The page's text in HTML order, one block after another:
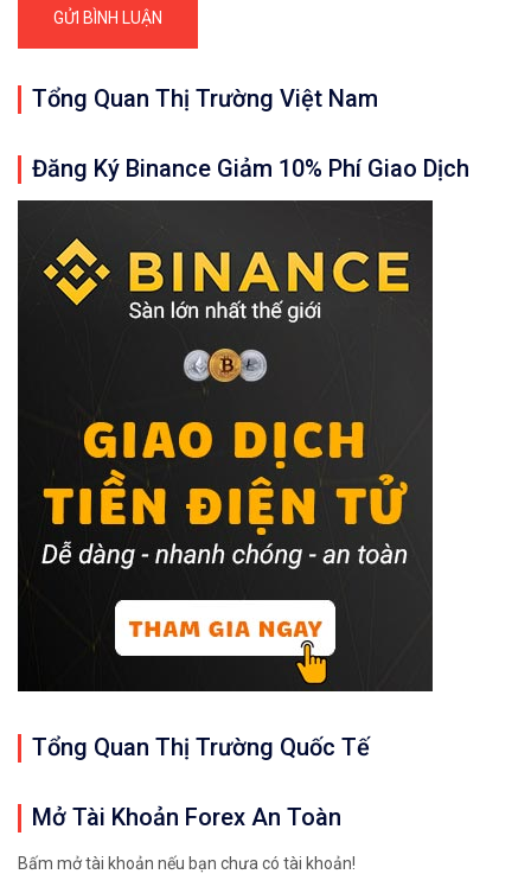
Tổng Quan Thị Trường Việt Nam
Đăng Ký Binance Giảm 10% Phí Giao Dịch
Tổng Quan Thị Trường Quốc Tế
Mở Tài Khoản Forex An Toàn
Bấm mở tài khoản nếu bạn chưa có tài khoản!